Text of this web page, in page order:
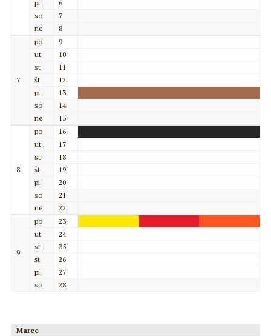
pi
6
so
7
ne
8
7
po
9
ut
10
st
11
št
12
pi
13
so
14
ne
15
8
po
16
ut
17
st
18
št
19
pi
20
so
21
ne
22
9
po
23
ut
24
st
25
št
26
pi
27
so
28
Marec